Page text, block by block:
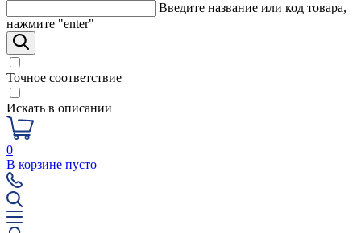
Введите название или код товара,
нажмите "enter"
Точное соответствие
Искать в описании
0
В корзине пусто